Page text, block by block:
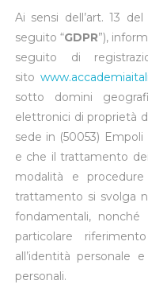
Ai sensi dell’art. 13
seguito “GDPR”),
seguito di
sito
sotto domini
elettronici di proprietà
sede in (50053)
e che il trattamento
modalità e
trattamento si svolga
fondamentali, nonché
particolare
all’identità personale
personali.